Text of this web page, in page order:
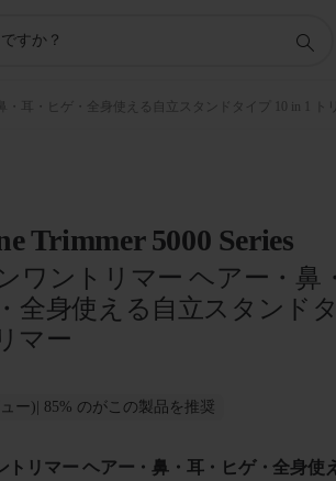
・耳・ヒゲ・全身使える自立スタンドタイプ 10 in 1 ト
Trimmer 5000 Series
ワントリマー ヘアー・鼻・
全身使える自立スタンド
マー
ー) | 85% のがこの製品を推奨
トリマー ヘアー・鼻・耳・ヒゲ・全身使